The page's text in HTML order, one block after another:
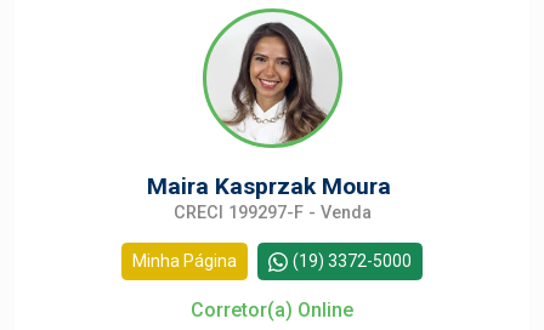
Maira Kasprzak Moura
CRECI 199297-F - Venda
Minha Página (19) 3372-5000
Corretor(a) Online